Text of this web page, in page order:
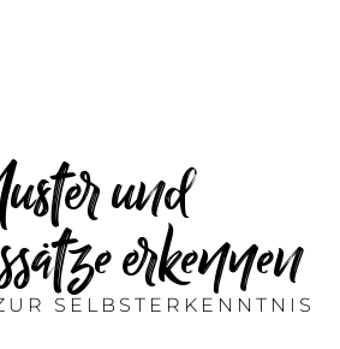
und
erkennen
SELBSTERKENNTNIS